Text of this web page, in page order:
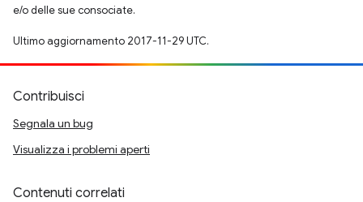
e/o delle sue consociate.
Ultimo aggiornamento 2017-11-29 UTC.
Contribuisci
Segnala un bug
Visualizza i problemi aperti
Contenuti correlati